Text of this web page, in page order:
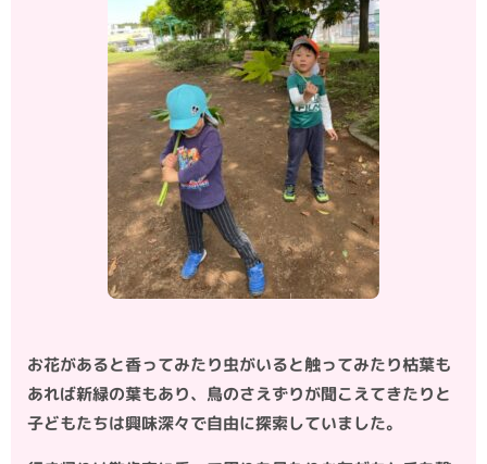
お花があると香ってみたり虫がいると触ってみたり枯葉も
あれば新緑の葉もあり、鳥のさえずりが聞こえてきたりと
子どもたちは興味深々で自由に探索していました。